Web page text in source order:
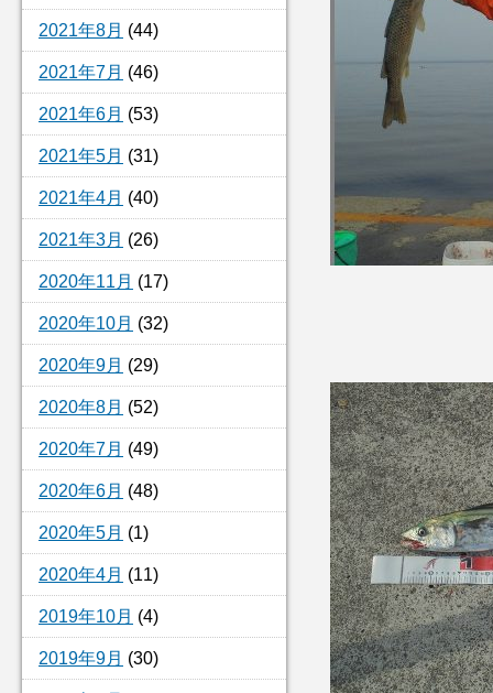
2021年8月 (44)
2021年7月 (46)
2021年6月 (53)
2021年5月 (31)
2021年4月 (40)
2021年3月 (26)
2020年11月 (17)
2020年10月 (32)
2020年9月 (29)
2020年8月 (52)
2020年7月 (49)
2020年6月 (48)
2020年5月 (1)
2020年4月 (11)
2019年10月 (4)
2019年9月 (30)